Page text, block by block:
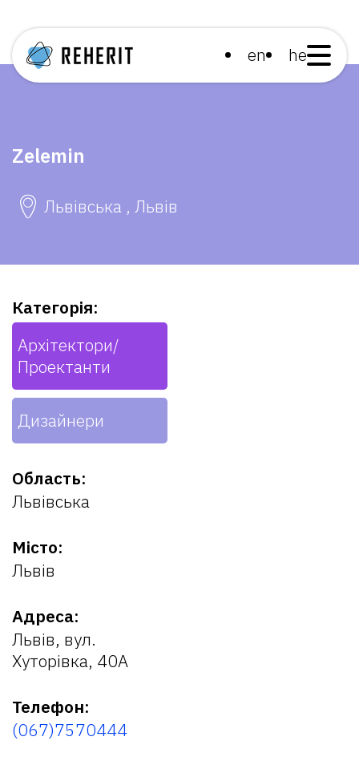
en he
Zelemin
Львівська , Львів
Категорія:
Архітектори/
Проектанти
Дизайнери
Область:
Львівська
Місто:
Львів
Адреса:
Львів, вул.
Хуторівка, 40А
Телефон:
(067)7570444